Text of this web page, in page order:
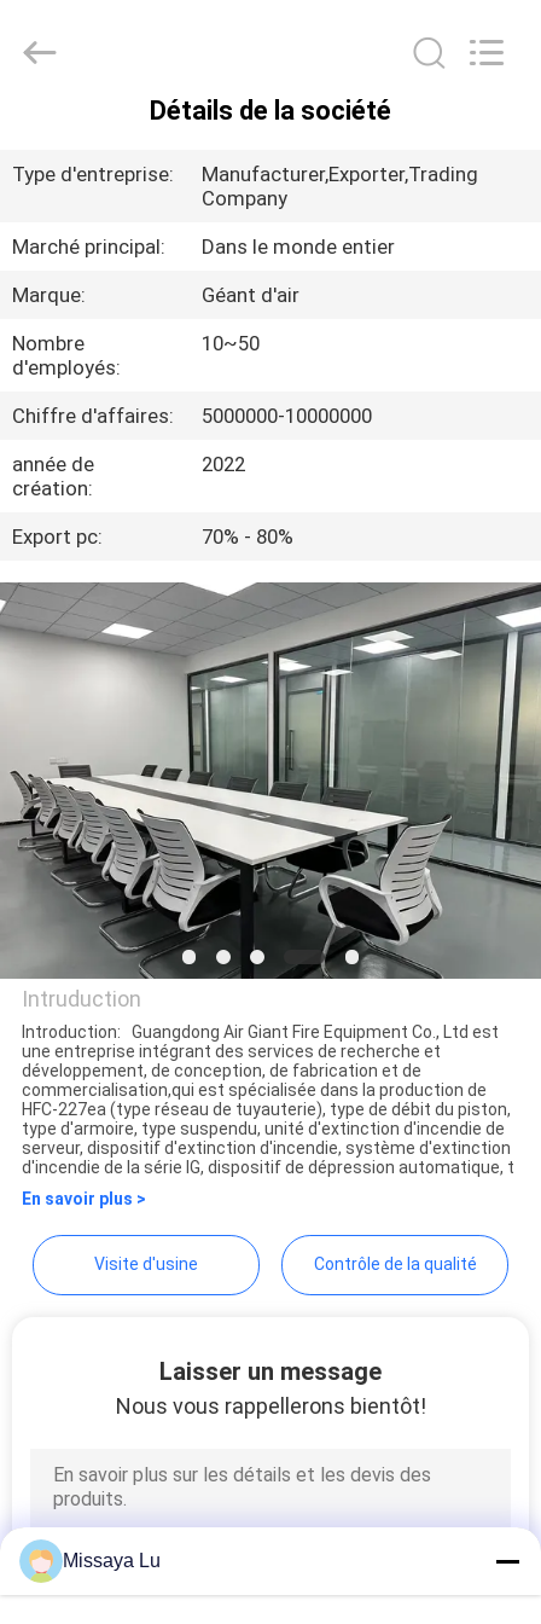
EXPOSITION
VR
PROPOS
DE
VISITE
CONTRÔLE
DE
QUALITÉ
TÉLÉCHARGER
DEMANDEZ
UNE
CITATION
PLAN
DU
SITE
Giant
Détails de la société
Type d'entreprise:
Manufacturer,Exporter,Trading
Company
Marché principal:
Dans le monde entier
Marque:
Géant d'air
Nombre
d'employés:
10~50
Chiffre d'affaires:
5000000-10000000
année de
création:
2022
Export pc: 70% - 80%
Guangdong Air Giant Fire
Equipment Co.,Ltd.
Intruduction
Introduction: Guangdong Air Giant Fire Equipment Co., Ltd est
une entreprise intégrant des services de recherche et
développement, de conception, de fabrication et de
commercialisation,qui est spécialisée dans la production de
HFC-227ea (type réseau de tuyauterie), type de débit du piston,
type d'armoire, type suspendu, unité d'extinction d'incendie de
serveur, dispositif d'extinction d'incendie, système d'extinction
d'incendie de la série IG, dispositif de dépression automatique, t
En savoir plus >
Visite d'usine Contrôle de la qualité
Laisser un message
Nous vous rappellerons bientôt!
Missaya Lu